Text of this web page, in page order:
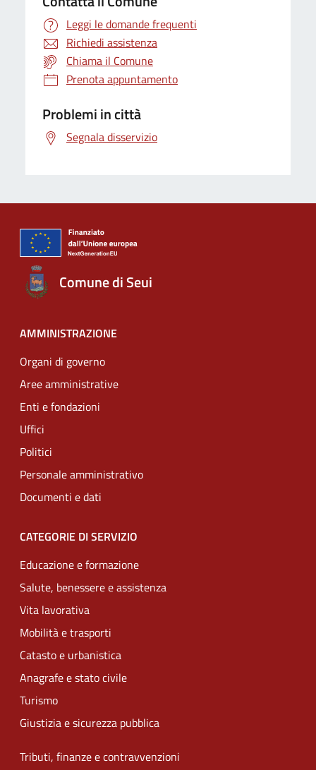
Leggi le domande frequenti
Richiedi assistenza
Chiama il Comune
Prenota appuntamento
Problemi in città
Segnala disservizio
Comune di Seui
AMMINISTRAZIONE
Organi di governo
Aree amministrative
Enti e fondazioni
Uffici
Politici
Personale amministrativo
Documenti e dati
CATEGORIE DI SERVIZIO
Educazione e formazione
Salute, benessere e assistenza
Vita lavorativa
Mobilità e trasporti
Catasto e urbanistica
Anagrafe e stato civile
Turismo
Giustizia e sicurezza pubblica
Tributi, finanze e contravvenzioni